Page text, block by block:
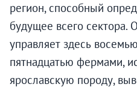
регион, способный
будущее всего сектора.
управляет здесь
пятнадцатью фермами,
ярославскую породу,